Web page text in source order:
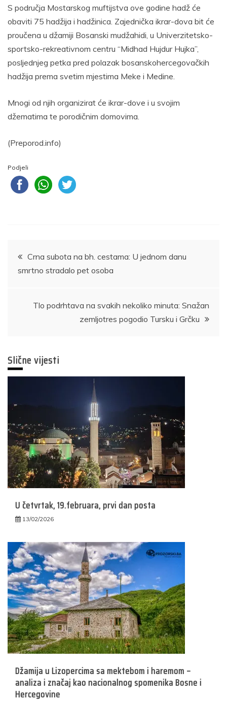
S područja Mostarskog muftijstva ove godine hadž će
obaviti 75 hadžija i hadžinica. Zajednička ikrar-dova bit će
proučena u džamiji Bosanski mudžahidi, u Univerzitetsko-
sportsko-rekreativnom centru “Midhad Hujdur Hujka”,
posljednjeg petka pred polazak bosanskohercegovačkih
hadžija prema svetim mjestima Meke i Medine.
Mnogi od njih organizirat će ikrar-dove i u svojim
džematima te porodičnim domovima.
(Preporod.info)
Podjeli
Navigacija
članaka
Crna subota na bh. cestama: U jednom danu
smrtno stradalo pet osoba
Tlo podrhtava na svakih nekoliko minuta: Snažan
zemljotres pogodio Tursku i Grčku
Slične vijesti
U četvrtak, 19.februara, prvi dan posta
13/02/2026
Džamija u Lizopercima sa mektebom i haremom –
analiza i značaj kao nacionalnog spomenika Bosne i
Hercegovine